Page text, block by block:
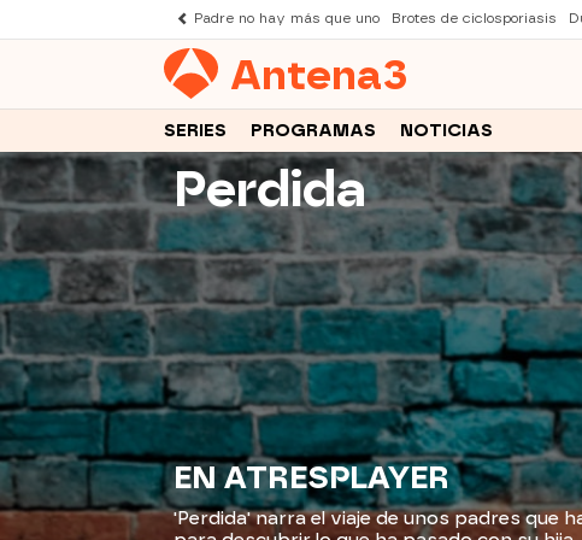
Padre no hay más que uno Brotes de ciclosporiasis
Antena3
SERIES PROGRAMAS NOTICIAS
Perdida
EN ATRESPLAYER
'Perdida' narra el viaje de unos padres que